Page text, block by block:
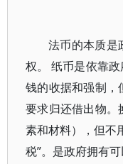
法币的本质是
权。 纸币是依靠
钱的收据和强制，
要求归还借出物。
素和材料），但不
税”。是政府拥有